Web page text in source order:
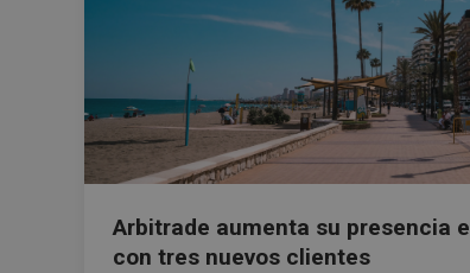
Arbitrade aumenta su presencia
con tres nuevos clientes